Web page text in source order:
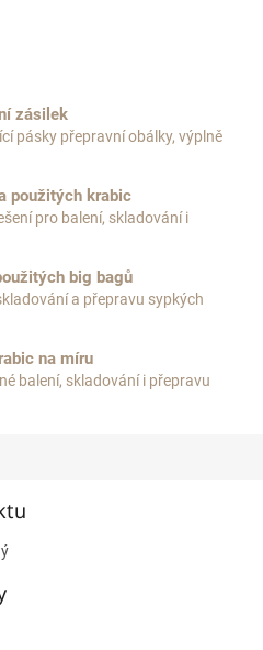
zásilek
pásky přepravní obálky, výplně
použitých krabic
pro balení, skladování i
big bagů
a přepravu sypkých
na míru
balení, skladování i přepravu